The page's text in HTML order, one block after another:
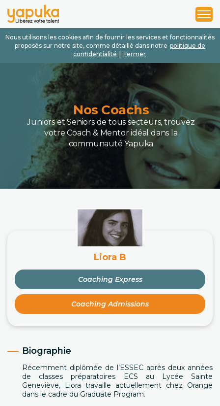
Nous utilisons les cookies afin de fournir les services et fonctionnalités
proposés sur notre site, comme détaillé dans notre politique de
confidentialité
Fermer
1
2
3
Nos Coachs
Juniors et Seniors de tous secteurs, trouvez
votre Coach & Mentor idéal dans la
communauté Yapuka
Liora B
Coaching Express
Coaching Admissions
Biographie
Récemment diplômée de l’ESSEC après deux années
de classes préparatoires ECS au Lycée Sainte
Geneviève, Liora travaille actuellement chez Orange
dans le cadre du Graduate Program.